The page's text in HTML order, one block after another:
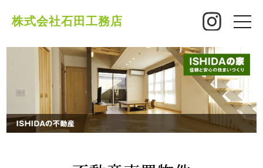
株式会社石田工務店
toggle